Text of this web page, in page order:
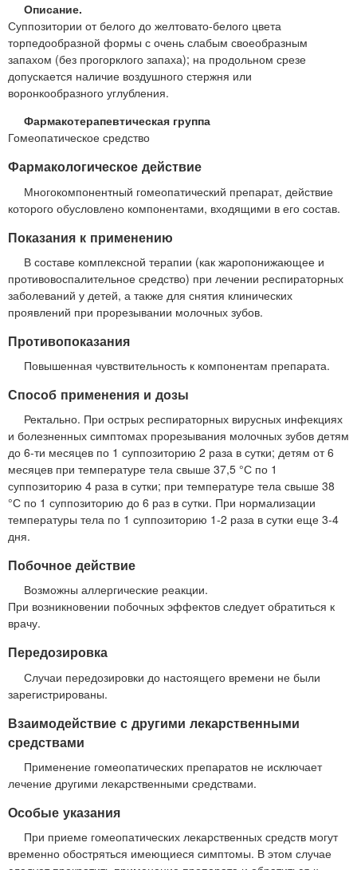
Описание.
Суппозитории от белого до желтовато-белого цвета
торпедообразной формы с очень слабым своеобразным
запахом (без прогорклого запаха); на продольном срезе
допускается наличие воздушного стержня или
воронкообразного углубления.
Фармакотерапевтическая группа
Гомеопатическое средство
Фармакологическое действие
Многокомпонентный гомеопатический препарат, действие
которого обусловлено компонентами, входящими в его состав.
Показания к применению
В составе комплексной терапии (как жаропонижающее и
противовоспалительное средство) при лечении респираторных
заболеваний у детей, а также для снятия клинических
проявлений при прорезывании молочных зубов.
Противопоказания
Повышенная чувствительность к компонентам препарата.
Способ применения и дозы
Ректально. При острых респираторных вирусных инфекциях
и болезненных симптомах прорезывания молочных зубов детям
до 6-ти месяцев по 1 суппозиторию 2 раза в сутки; детям от 6
месяцев при температуре тела свыше 37,5 °С по 1
суппозиторию 4 раза в сутки; при температуре тела свыше 38
°С по 1 суппозиторию до 6 раз в сутки. При нормализации
температуры тела по 1 суппозиторию 1-2 раза в сутки еще 3-4
дня.
Побочное действие
Возможны аллергические реакции.
При возникновении побочных эффектов следует обратиться к
врачу.
Передозировка
Случаи передозировки до настоящего времени не были
зарегистрированы.
Взаимодействие с другими лекарственными
средствами
Применение гомеопатических препаратов не исключает
лечение другими лекарственными средствами.
Особые указания
При приеме гомеопатических лекарственных средств могут
временно обостряться имеющиеся симптомы. В этом случае